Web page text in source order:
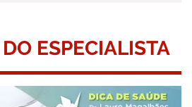
ESPECIALISTA